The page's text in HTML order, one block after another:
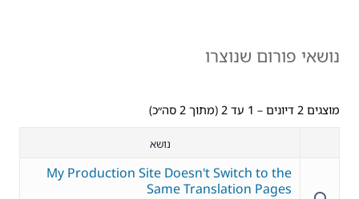
נושאי פורום שנוצרו
מוצגים 2 דיונים – 1 עד 2 (מתוך 2 סה״כ)
נושא
My Production Site Doesn't Switch to the
Same Translation Pages